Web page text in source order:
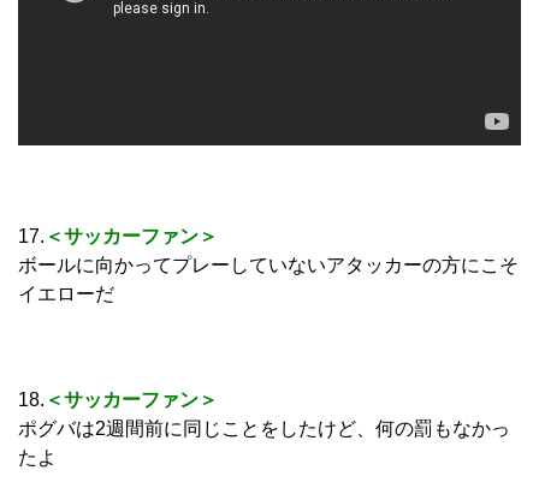
17. ＜サッカーファン＞
ボールに向かってプレーしていないアタッカーの方にこそ
イエローだ
18. ＜サッカーファン＞
ポグバは2週間前に同じことをしたけど、何の罰もなかっ
たよ